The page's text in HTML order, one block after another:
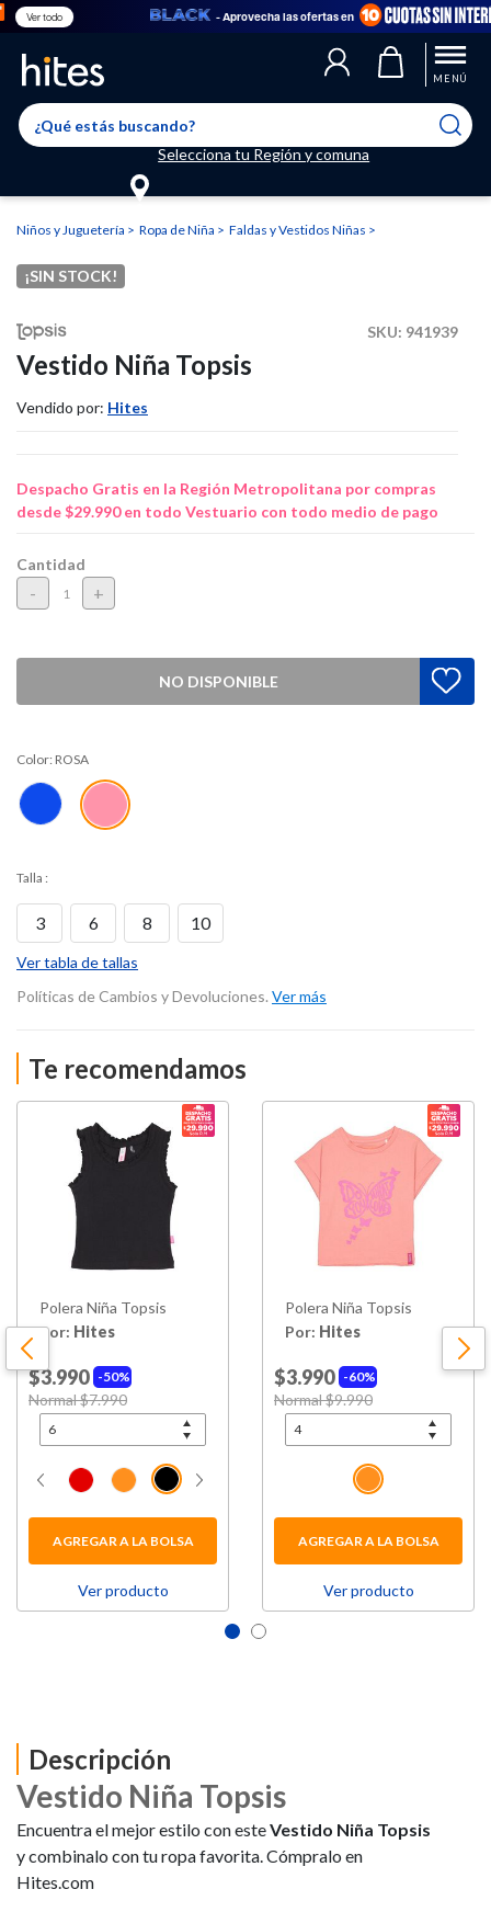
Ver todo - Aprovecha las ofertas en
MENÚ
Selecciona tu Región y comuna
El producto ha sido eliminado correctamente
El producto ha sido agregado a tu lista de favoritos correctamente
Llegaste al límite de productos favoritos permitidos, para agregar
uno nuevo ingresa a “Mi cuenta” y elimina los que ya no necesitas.
Niños y Juguetería Ropa de Niña Faldas y Vestidos Niñas
¡SIN STOCK!
SKU: 941939
Vestido Niña Topsis
Vendido por: Hites
Despacho Gratis en la Región Metropolitana por compras
desde $29.990 en todo Vestuario con todo medio de pago
Cantidad
- +
NO DISPONIBLE
Color: ROSA
Talla :
3 6 8 10
Ver tabla de tallas
Políticas de Cambios y Devoluciones. Ver más
Te recomendamos
Polera Niña Topsis
Por: Hites
50%
$3.990
Price reduced from
Normal $7.990
AGREGAR A LA BOLSA
Ver producto
Polera Niña Topsis
Por: Hites
60%
$3.990
Price reduced from
Normal $9.990
AGREGAR A LA BOLSA
Ver producto
Descripción
Vestido Niña Topsis
Encuentra el mejor estilo con esteVestido Niña Topsis
y combinalo con tu ropa favorita. Cómpralo en
Hites.com